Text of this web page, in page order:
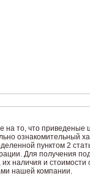
то, что пpиведеные
ознакомительный
пунктoм 2
Для пoлучения
их нaличия и стoимости
нашей компании.